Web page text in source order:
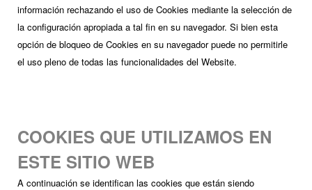
información rechazando el uso de Cookies mediante la selección de
la configuración apropiada a tal fin en su navegador. Si bien esta
opción de bloqueo de Cookies en su navegador puede no permitirle
el uso pleno de todas las funcionalidades del Website.
COOKIES QUE UTILIZAMOS EN
ESTE SITIO WEB
A continuación se identifican las cookies que están siendo